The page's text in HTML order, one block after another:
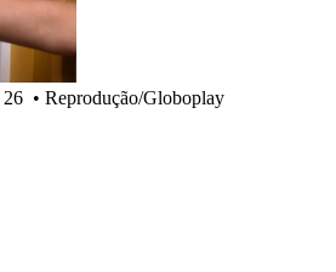
26 • Reprodução/Globoplay